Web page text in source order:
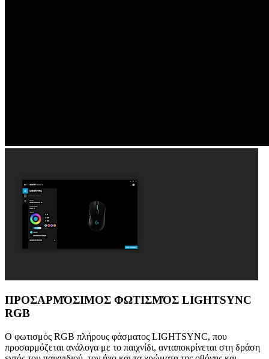
ΠΡΟΣΑΡΜΌΣΙΜΟΣ ΦΩΤΙΣΜΌΣ LIGHTSYNC
RGB
Ο φωτισμός RGB πλήρους φάσματος LIGHTSYNC, που
προσαρμόζεται ανάλογα με το παιχνίδι, ανταποκρίνεται στη δράση